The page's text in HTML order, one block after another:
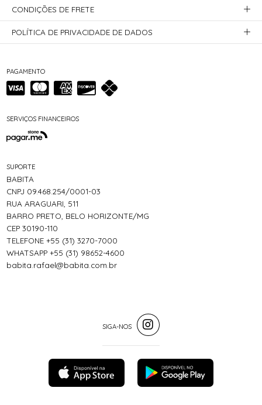
PAGAMENTO
SERVIÇOS FINANCEIROS
SUPORTE
BABITA
CNPJ 09.468.254/0001-03
RUA ARAGUARI, 511
BARRO PRETO, BELO HORIZONTE/MG
CEP 30190-110
TELEFONE +55 (31) 3270-7000
WHATSAPP +55 (31) 98652-4600
babita.rafael@babita.com.br
CONDIÇÕES DE FRETE
POLÍTICA DE PRIVACIDADE DE DADOS